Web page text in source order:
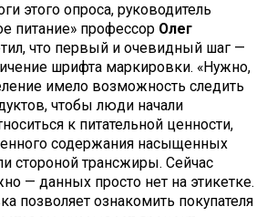
этого опроса, руководитель
питание» профессор Олег
что первый и очевидный шаг —
шрифта маркировки. «Нужно,
имело возможность следить
чтобы люди начали
к питательной ценности,
содержания насыщенных
стороной трансжиры. Сейчас
— данных просто нет на этикетке.
позволяет ознакомить покупателя